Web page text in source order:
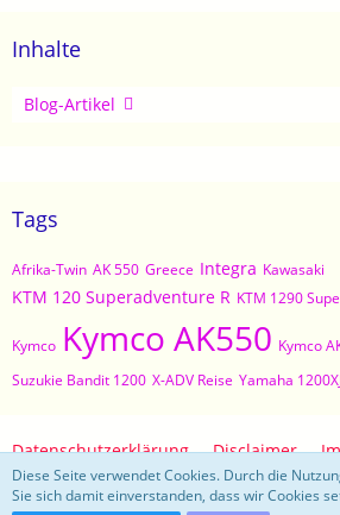
Inhalte
Artikel
Blog-Artikel
Tags
Afrika-Twin AK 550 Greece Integra Kawasaki
KTM 120 Superadventure R KTM 1290
Kymco Kymco AK550 Kymco
Suzukie Bandit 1200 X-ADV Reise Yamaha
Datenschutzerklärung Disclaimer
Diese Seite verwendet Cookies. Durch die
Sie sich damit einverstanden, dass wir Cookies